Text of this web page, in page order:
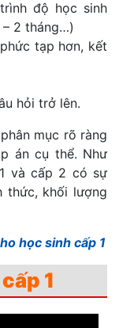
độ học sinh
2 tháng…)
tạp hơn, kết
hỏi trở lên.
mục rõ ràng
án cụ thể. Như
và cấp 2 có sự
thức, khối lượng
học sinh cấp 1
1